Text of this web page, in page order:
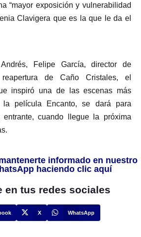
“mayor exposición y vulnerabilidad
Clavigera que es la que le da el
Felipe García, director de
de Caño Cristales, el
inspiró una de las escenas más
la película Encanto, se dará para
cuando llegue la próxima
informado en nuestro
haciendo clic aquí
en tus redes sociales
X WhatsApp